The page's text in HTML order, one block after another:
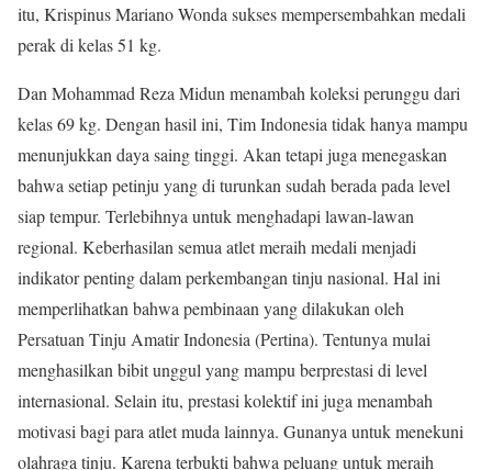
itu, Krispinus Mariano Wonda sukses mempersembahkan medali
perak di kelas 51 kg.
Dan Mohammad Reza Midun menambah koleksi perunggu dari
kelas 69 kg. Dengan hasil ini, Tim Indonesia tidak hanya mampu
menunjukkan daya saing tinggi. Akan tetapi juga menegaskan
bahwa setiap petinju yang di turunkan sudah berada pada level
siap tempur. Terlebihnya untuk menghadapi lawan-lawan
regional. Keberhasilan semua atlet meraih medali menjadi
indikator penting dalam perkembangan tinju nasional. Hal ini
memperlihatkan bahwa pembinaan yang dilakukan oleh
Persatuan Tinju Amatir Indonesia (Pertina). Tentunya mulai
menghasilkan bibit unggul yang mampu berprestasi di level
internasional. Selain itu, prestasi kolektif ini juga menambah
motivasi bagi para atlet muda lainnya. Gunanya untuk menekuni
olahraga tinju. Karena terbukti bahwa peluang untuk meraih